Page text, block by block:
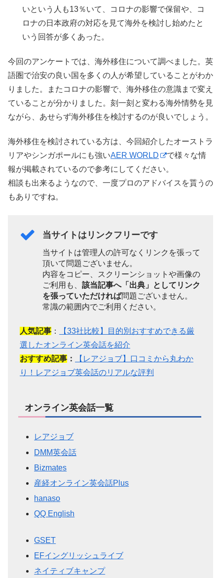
いという人も13％いて、コロナの影響で保留や、コ
ロナの日本政府の対応を見て海外を検討し始めたと
いう回答が多くあった。
今回のアンケートでは、海外移住について調べました。英
語圏で治安の良い国を多くの人が希望していることがわか
りました。またコロナの影響で、海外移住の意識まで変え
ていることが分かりました。刻一刻と変わる海外情勢を見
ながら、あせらず海外移住を検討するのが良いでしょう。
海外移住を検討されている方は、今回紹介したオーストラ
リアやシンガポールにも強いAER WORLD
で様々な情
報が掲載されているので参考にしてください。
相談も出来るようなので、一度プロのアドバイスを貰うの
もありですね。
当サイトはリンクフリーです
当サイトは管理人の許可なくリンクを張って
頂いて問題ございません。
内容をコピー、スクリーンショットや画像の
ご利用も、 該当記事へ「出典」としてリンク
を張っていただければ問題ございません。
常識の範囲内でご利用ください。
人気記事 ：
【33社比較】目的別おすすめできる厳
選したオンライン英会話を紹介
おすすめ記事 ：
【レアジョブ】口コミから丸わか
り！レアジョブ英会話のリアルな評判
オンライン英会話一覧
レアジョブ
DMM英会話
Bizmates
産経オンライン英会話Plus
hanaso
QQ English
GSET
EFイングリッシュライブ
ネイティブキャンプ